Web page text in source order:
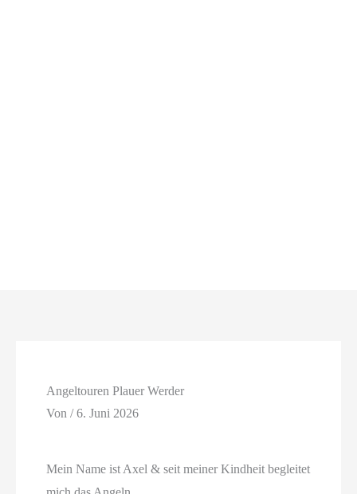
Angeltouren Plauer Werder
Von/6. Juni 2026
Mein Name ist Axel & seit meiner Kindheit begleitet